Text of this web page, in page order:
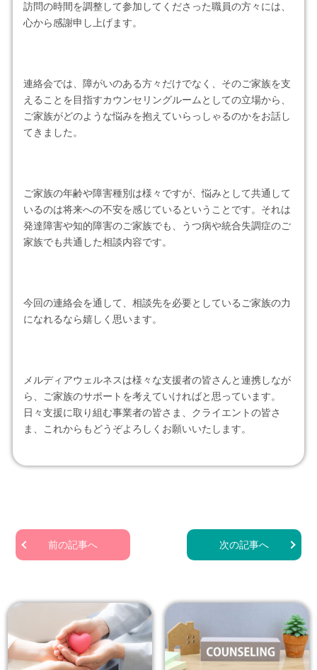
訪問の時間を調整して参加してくださった職員の方々には、
心から感謝申し上げます。
連絡会では、障がいのある方々だけでなく、そのご家族を支
えることを目指すカウンセリングルームとしての立場から、
ご家族がどのような悩みを抱えていらっしゃるのかをお話し
てきました。
ご家族の年齢や障害種別は様々ですが、悩みとして共通して
いるのは将来への不安を感じているということです。それは
発達障害や知的障害のご家族でも、うつ病や統合失調症のご
家族でも共通した相談内容です。
今回の連絡会を通して、相談先を必要としているご家族の力
になれるなら嬉しく思います。
メルディアウェルネスは様々な支援者の皆さんと連携しなが
ら、ご家族のサポートを考えていければと思っています。
日々支援に取り組む事業者の皆さま、クライエントの皆さ
ま、これからもどうぞよろしくお願いいたします。
前の記事へ 次の記事へ